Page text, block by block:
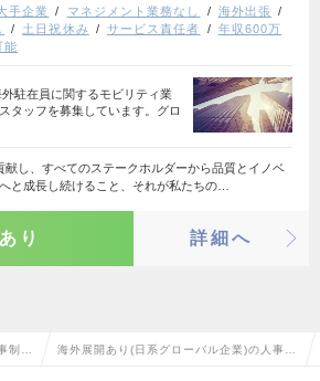
手企業 マネジメント業務なし
海外出張
土日祝休み サービス責任者
年収600万
能
外駐在員に関するモビリティ業
タッフを募集しています。グロ
献し、すべてのステークホルダーから品質とイノベ
と成長し続けること、それが私たちの…
り 詳細へ
制 海外展開あり(日系グローバル企業)の人事制